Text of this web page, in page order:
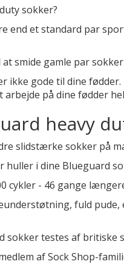
sokker?
end et standard par
at smide gamle par
ikke gode til dine
på dine fødder
heavy
slidstærke sokker på
huller i dine Blueguard
cykler - 46 gange
fuld
sokker testes af britiske
af Sock Shop-